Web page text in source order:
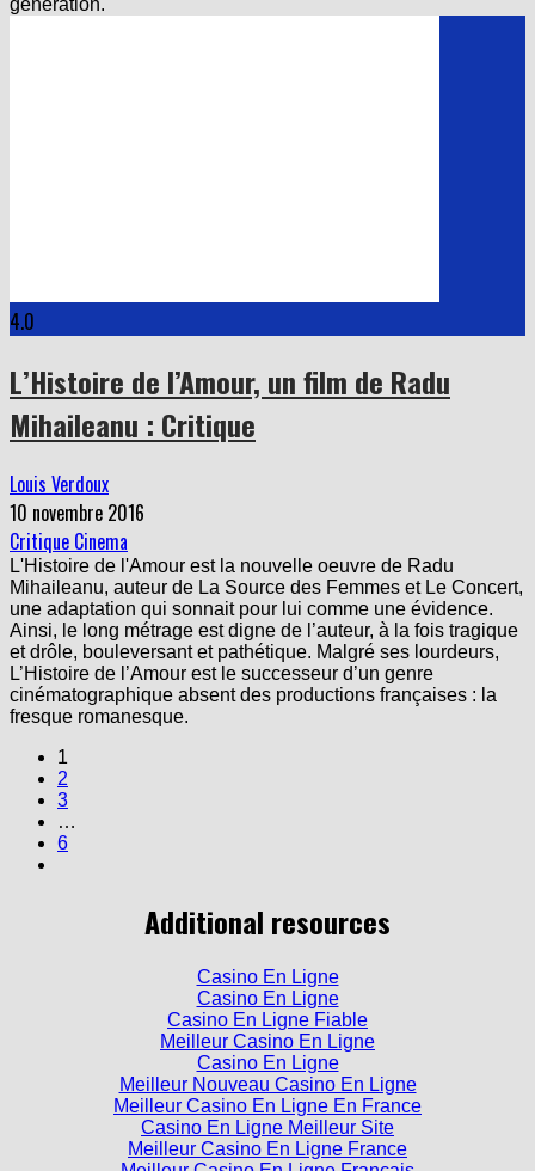
4.0
L’Histoire de l’Amour, un film de Radu
Mihaileanu : Critique
10 novembre 2016
Critique Cinema
L'Histoire de l'Amour est la nouvelle oeuvre de Radu
Mihaileanu, auteur de La Source des Femmes et Le Concert,
une adaptation qui sonnait pour lui comme une évidence.
Ainsi, le long métrage est digne de l’auteur, à la fois tragique
et drôle, bouleversant et pathétique. Malgré ses lourdeurs,
L’Histoire de l’Amour est le successeur d’un genre
cinématographique absent des productions françaises : la
fresque romanesque.
2
3
…
6
Additional resources
Casino En Ligne
Casino En Ligne Fiable
Meilleur Casino En Ligne
Casino En Ligne
Meilleur Nouveau Casino En Ligne
Meilleur Casino En Ligne En France
Casino En Ligne Meilleur Site
Meilleur Casino En Ligne France
Meilleur Casino En Ligne Francais